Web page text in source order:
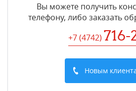
Вы можете получить
телефону, либо заказать
+7 (4742) 716-
Новым